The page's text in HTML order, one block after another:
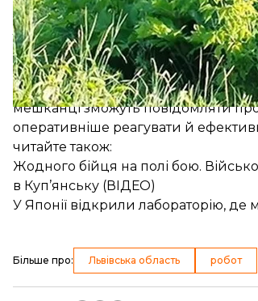
дистанційно керованої машини-
людей.
Львівська обласна державна
обласного бюджету.
Крім того, польські партнери
мешканці зможуть повідомляти
оперативніше реагувати й
читайте також:
Жодного бійця на полі бою.
в Куп’янську (ВІДЕО)
У Японії відкрили лабораторію,
Більше про: Львівська область робот